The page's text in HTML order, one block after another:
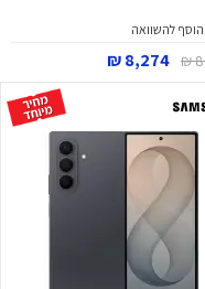
הוסף להשוואה
8,274 ₪